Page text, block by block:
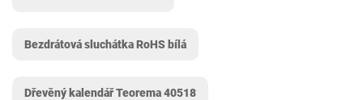
Bezdrátová sluchátka RoHS bílá
Dřevěný kalendář Teorema 40518